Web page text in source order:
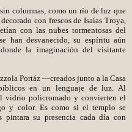
columnas, como un río de luz que
con frescos de Isaías Troya,
con las nubes tormentosas del
han desvanecido, su espíritu aún
la imaginación del visitante
Portáz —creados junto a la Casa
en un lenguaje de luz. Al
vidrio policromado y convierten el
y color. Es como si el templo se
pintara su presencia cada día con